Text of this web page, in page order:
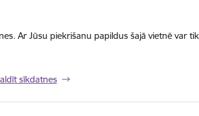
Ar Jūsu piekrišanu papildus šajā vietnē var
sīkdatnes